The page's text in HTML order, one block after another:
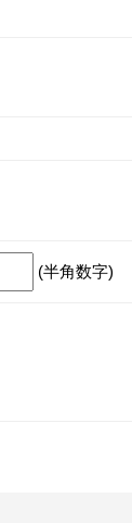
(半角数字)